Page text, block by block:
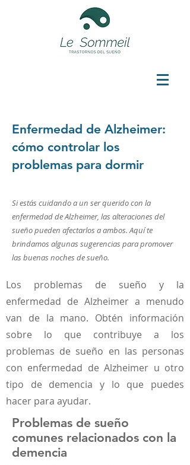
Enfermedad de Alzheimer:
cómo controlar los
problemas para dormir
Si estás cuidando a un ser querido con la
enfermedad de Alzheimer, las alteraciones del
sueño pueden afectarlos a ambos. Aquí te
brindamos algunas sugerencias para promover
las buenas noches de sueño.
Los problemas de sueño y la
enfermedad de Alzheimer a menudo
van de la mano. Obtén información
sobre lo que contribuye a los
problemas de sueño en las personas
con enfermedad de Alzheimer u otro
tipo de demencia y lo que puedes
hacer para ayudar.
Problemas de sueño
comunes relacionados con la
demencia